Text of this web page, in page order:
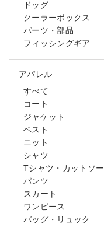
ドッグ
クーラーボックス
パーツ・部品
フィッシングギア
アパレル
すべて
コート
ジャケット
ベスト
ニット
シャツ
Tシャツ・カットソー
パンツ
スカート
ワンピース
バッグ・リュック